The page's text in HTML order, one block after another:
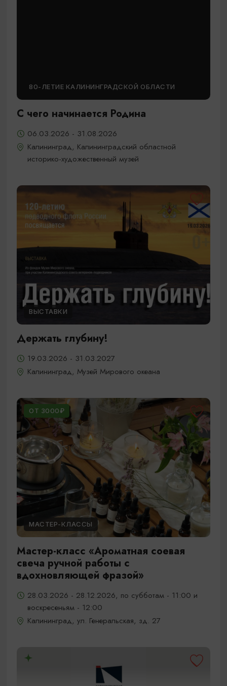
80-ЛЕТИЕ КАЛИНИНГРАДСКОЙ ОБЛАСТИ
С чего начинается Родина
06.03.2026 - 31.08.2026
Калининград, Калининградский областной
историко-художественный музей
ВЫСТАВКИ
Держать глубину!
19.03.2026 - 31.03.2027
Калининград, Музей Мирового океана
ОТ 3000₽
МАСТЕР-КЛАССЫ
Мастер-класс «Ароматная соевая
свеча ручной работы с
вдохновляющей фразой»
28.03.2026 - 28.12.2026, по субботам - 11:00 и
воскресеньям - 12:00
Калининград, ул. Генеральская, зд. 27